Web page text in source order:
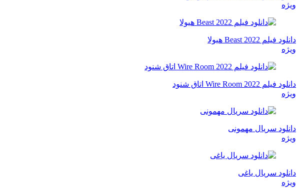
ویژه
دانلود فیلم Beast 2022 هیولا
ویژه
دانلود فیلم Wire Room 2022 اتاق شنود
ویژه
دانلود سریال مهمونی
ویژه
دانلود سریال یاغی
ویژه